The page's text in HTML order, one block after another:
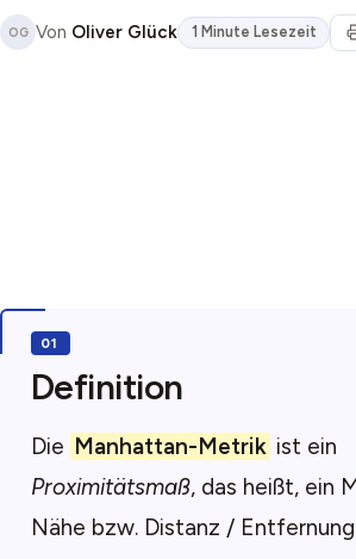
OG Von Oliver Glück 1 Minute Lesezeit
Definition
Die Manhattan-Metrik ist ein
Proximitätsmaß, das heißt, ein
Nähe bzw. Distanz /